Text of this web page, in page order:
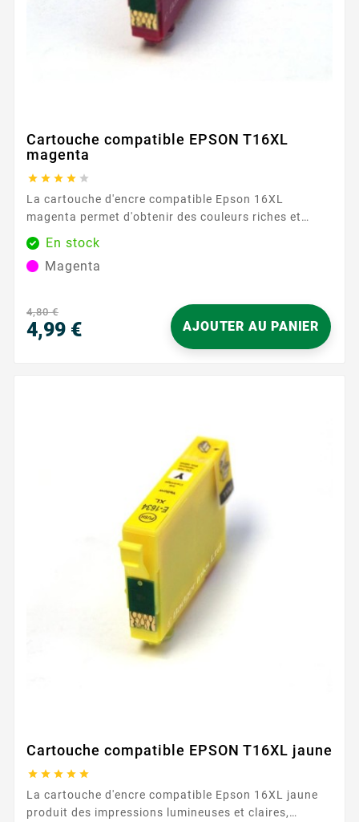
Cartouche compatible EPSON T16XL
magenta
    
La cartouche d'encre compatible Epson 16XL
magenta permet d'obtenir des couleurs riches et
intenses, parfaites pour les graphiques et les
documents nécessitant une reproduction fidèle des
couleurs. Avec une capacité de 450 pages, cette
même pour les utilisateurs les plus exigeants. Sa
formule d'encre avancée garantit des couleurs riches
et...
En stock
Magenta
4,80 €
4,99 € AJOUTER AU PANIER
Cartouche compatible EPSON T16XL jaune
    
La cartouche d'encre compatible Epson 16XL jaune
produit des impressions lumineuses et claires,